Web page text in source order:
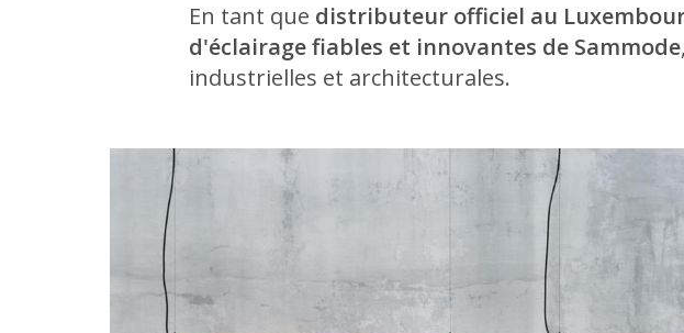
En tant que distributeur officiel au
d'éclairage fiables et innovantes de Sammode
industrielles et architecturales.